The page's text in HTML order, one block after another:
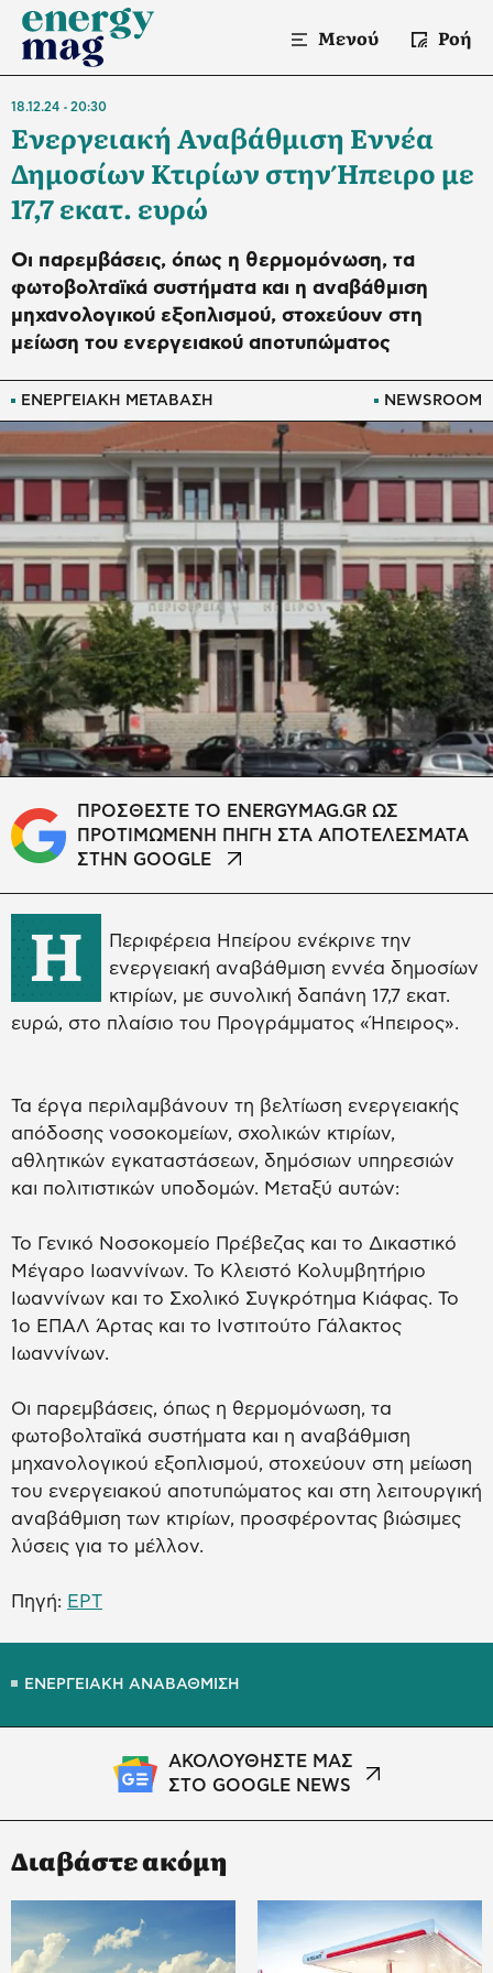
Μενού Ροή
ΕΝΕΡΓΕΙΑΚΗ ΜΕΤΑΒΑΣΗ NEWSROOM
18.12.24 20:30
Ενεργειακή Αναβάθμιση Εννέα
Δημοσίων Κτιρίων στην Ήπειρο με
17,7 εκατ. ευρώ
Οι παρεμβάσεις, όπως η θερμομόνωση, τα
φωτοβολταϊκά συστήματα και η αναβάθμιση
μηχανολογικού εξοπλισμού, στοχεύουν στη
μείωση του ενεργειακού αποτυπώματος
ΠΡΟΣΘΕΣΤΕ ΤΟ ENERGYMAG.GR ΩΣ
ΠΡΟΤΙΜΩΜΕΝΗ ΠΗΓΗ ΣΤΑ ΑΠΟΤΕΛΕΣΜΑΤΑ
ΣΤΗΝ GOOGLE
Η
Περιφέρεια Ηπείρου ενέκρινε την
ενεργειακή αναβάθμιση εννέα δημοσίων
κτιρίων, με συνολική δαπάνη 17,7 εκατ.
ευρώ, στο πλαίσιο του Προγράμματος «Ήπειρος».
Τα έργα περιλαμβάνουν τη βελτίωση ενεργειακής
απόδοσης νοσοκομείων, σχολικών κτιρίων,
αθλητικών εγκαταστάσεων, δημόσιων υπηρεσιών
και πολιτιστικών υποδομών. Μεταξύ αυτών:
Το Γενικό Νοσοκομείο Πρέβεζας και το Δικαστικό
Μέγαρο Ιωαννίνων. Το Κλειστό Κολυμβητήριο
Ιωαννίνων και το Σχολικό Συγκρότημα Κιάφας. Το
1ο ΕΠΑΛ Άρτας και το Ινστιτούτο Γάλακτος
Ιωαννίνων.
Οι παρεμβάσεις, όπως η θερμομόνωση, τα
φωτοβολταϊκά συστήματα και η αναβάθμιση
μηχανολογικού εξοπλισμού, στοχεύουν στη μείωση
του ενεργειακού αποτυπώματος και στη λειτουργική
αναβάθμιση των κτιρίων, προσφέροντας βιώσιμες
λύσεις για το μέλλον.
Πηγή: ΕΡΤ
ΕΝΕΡΓΕΙΑΚΗ ΑΝΑΒΑΘΜΙΣΗ
ΑΚΟΛΟΥΘΗΣΤΕ ΜΑΣ
ΣΤΟ GOOGLE NEWS
Διαβάστε ακόμη